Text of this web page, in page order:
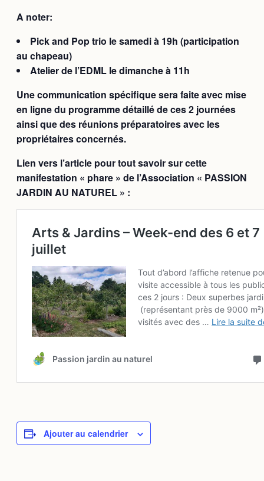
A noter:
Pick and Pop trio le samedi à 19h (participation
au chapeau)
Atelier de l’EDML le dimanche à 11h
Une communication spécifique sera faite avec mise
en ligne du programme détaillé de ces 2 journées
ainsi que des réunions préparatoires avec les
propriétaires concernés.
Lien vers l’article pour tout savoir sur cette
manifestation « phare » de l’Association « PASSION
JARDIN AU NATUREL » :
Ajouter au calendrier